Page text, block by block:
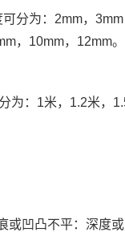
为：2mm，3mm
，10mm，12mm。
：1米，1.2米，
凹凸不平：深度或